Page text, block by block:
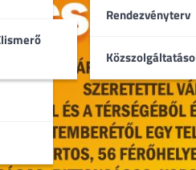
Rendezvényterv